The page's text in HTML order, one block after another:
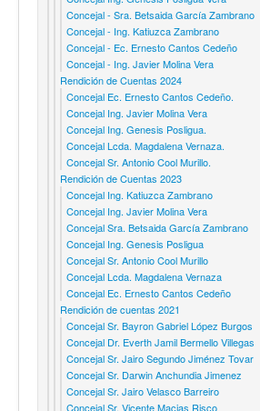
Concejal - Sra. Betsaida García Zambrano
Concejal - Ing. Katiuzca Zambrano
Concejal - Ec. Ernesto Cantos Cedeño
Concejal - Ing. Javier Molina Vera
Rendición de Cuentas 2024
Concejal Ec. Ernesto Cantos Cedeño.
Concejal Ing. Javier Molina Vera
Concejal Ing. Genesis Posligua.
Concejal Lcda. Magdalena Vernaza.
Concejal Sr. Antonio Cool Murillo.
Rendición de Cuentas 2023
Concejal Ing. Katiuzca Zambrano
Concejal Ing. Javier Molina Vera
Concejal Sra. Betsaida García Zambrano
Concejal Ing. Genesis Posligua
Concejal Sr. Antonio Cool Murillo
Concejal Lcda. Magdalena Vernaza
Concejal Ec. Ernesto Cantos Cedeño
Rendición de cuentas 2021
Concejal Sr. Bayron Gabriel López Burgos
Concejal Dr. Everth Jamil Bermello Villegas
Concejal Sr. Jairo Segundo Jiménez Tovar
Concejal Sr. Darwin Anchundia Jimenez
Concejal Sr. Jairo Velasco Barreiro
Concejal Sr. Vicente Macias Risco